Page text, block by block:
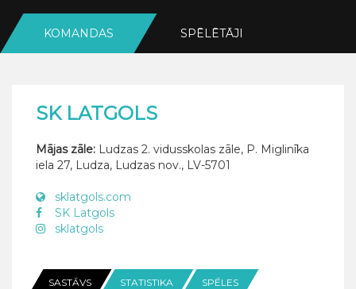
KOMANDAS SPĒLĒTĀJI
SK LATGOLS
Mājas zāle: Ludzas 2. vidusskolas zāle, P. Miglinīka
iela 27, Ludza, Ludzas nov., LV-5701
sklatgols.com
SK Latgols
sklatgols
SASTĀVS STATISTIKA SPĒLES